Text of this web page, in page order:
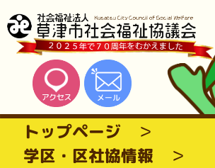
トップページ
学区・区社協情報